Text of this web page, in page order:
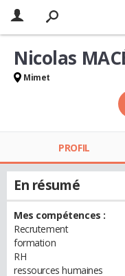
Nicolas
Mimet
PROFIL
En résumé
Mes compétences :
Recrutement
formation
RH
ressources humaines